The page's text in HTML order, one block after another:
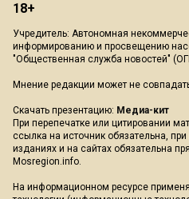
18+
Учредитель: Автономная
информированию и просвещению
"Общественная служба новостей"
Мнение редакции может не
Скачать презентацию: Медиа-кит
При перепечатке или цитировании
ссылка на источник обязательна,
изданиях и на сайтах обязательна
Mosregion.info.
На информационном ресурсе